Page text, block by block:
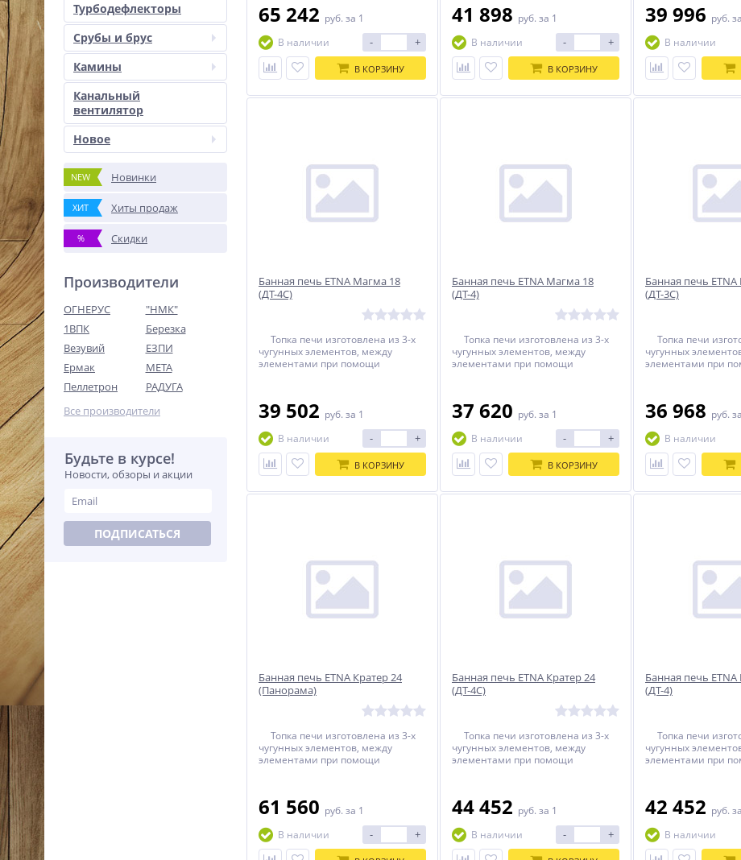
Турбодефлекторы
Срубы и брус
Камины
Канальный
вентилятор
Новое
NEW Новинки
ХИТ Хиты продаж
% Скидки
Производители
ОГНЕРУС
"НМК"
1ВПК
Березка
Везувий
ЕЗПИ
Ермак
МЕТА
Пеллетрон
РАДУГА
Все производители
Будьте в курсе!
Новости, обзоры и акции
ПОДПИСАТЬСЯ
собирается при помощи болтового
соединения. В результате этого
печь имеет 100% гарантию
безопасности при эксплуатации.
65 242 руб. за 1
В наличии
- +
В КОРЗИНУ
собирается при помощи болтового
соединения. В результате этого
печь имеет 100% гарантию
безопасности при эксплуатации.
41 898 руб. за 1
В наличии
- +
В КОРЗИНУ
собирается при
соединения. В
печь имеет 100%
безопасности при
39 996 руб.
В наличии
Банная печь ETNA Магма 18
(ДТ-4С)
Топка печи изготовлена из 3-х
чугунных элементов, между
элементами при помощи
собирается при помощи болтового
соединения. В результате этого
печь имеет 100% гарантию
безопасности при эксплуатации.
39 502 руб. за 1
В наличии
- +
В КОРЗИНУ
Банная печь ETNA Магма 18
(ДТ-4)
Топка печи изготовлена из 3-х
чугунных элементов, между
элементами при помощи
собирается при помощи болтового
соединения. В результате этого
печь имеет 100% гарантию
безопасности при эксплуатации.
37 620 руб. за 1
В наличии
- +
В КОРЗИНУ
Банная печь
(ДТ-3С)
Топка печи
чугунных
элементами при
собирается при
соединения. В
печь имеет 100%
безопасности при
36 968 руб.
В наличии
Банная печь ETNA Кратер 24
(Панорама)
Топка печи изготовлена из 3-х
чугунных элементов, между
элементами при помощи
собирается при помощи болтового
соединения. В результате этого
печь имеет 100% гарантию
безопасности при эксплуатации.
На данной печи могут быть
61 560 руб. за 1
В наличии
- +
Банная печь ETNA Кратер 24
(ДТ-4С)
Топка печи изготовлена из 3-х
чугунных элементов, между
элементами при помощи
собирается при помощи болтового
соединения. В результате этого
печь имеет 100% гарантию
безопасности при эксплуатации.
44 452 руб. за 1
В наличии
- +
Банная печь ETNA
(ДТ-4)
Топка печи
чугунных
элементами при
собирается при
соединения. В
печь имеет 100%
безопасности при
42 452 руб.
В наличии